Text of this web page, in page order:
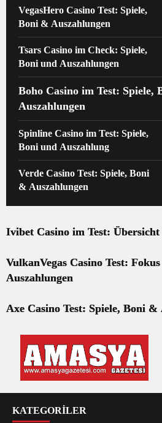
VegasHero Casino Test: Spiele,
Boni & Auszahlungen
Tsars Casino im Check: Spiele,
Boni und Auszahlungen
Boho Casino im Test: Spiele,
Auszahlungen
Spinline Casino im Test: Spiele,
Boni und Auszahlung
Verde Casino Test: Spiele, Boni
& Auszahlungen
Ivibet Casino im Test:
VulkanVegas Casino Test:
Auszahlungen
Axe Casino Test: Spiele, Boni &
KATEGORİLER